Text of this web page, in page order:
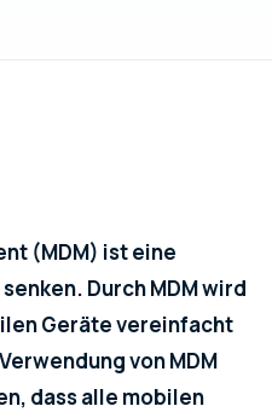
(MDM) ist eine
Durch MDM wird
Geräte vereinfacht
von MDM
dass alle mobilen